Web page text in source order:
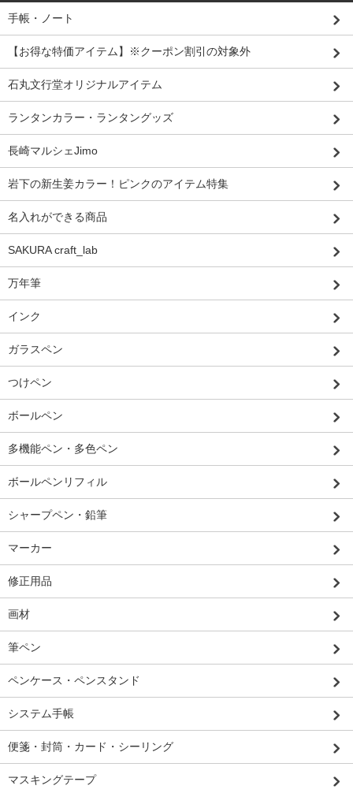
手帳・ノート
【お得な特価アイテム】※クーポン割引の対象外
石丸文行堂オリジナルアイテム
ランタンカラー・ランタングッズ
長崎マルシェJimo
岩下の新生姜カラー！ピンクのアイテム特集
名入れができる商品
SAKURA craft_lab
万年筆
インク
ガラスペン
つけペン
ボールペン
多機能ペン・多色ペン
ボールペンリフィル
シャープペン・鉛筆
マーカー
修正用品
画材
筆ペン
ペンケース・ペンスタンド
システム手帳
便箋・封筒・カード・シーリング
マスキングテープ